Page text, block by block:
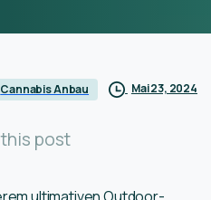
Cannabis Anbau Mai 23, 2024
post